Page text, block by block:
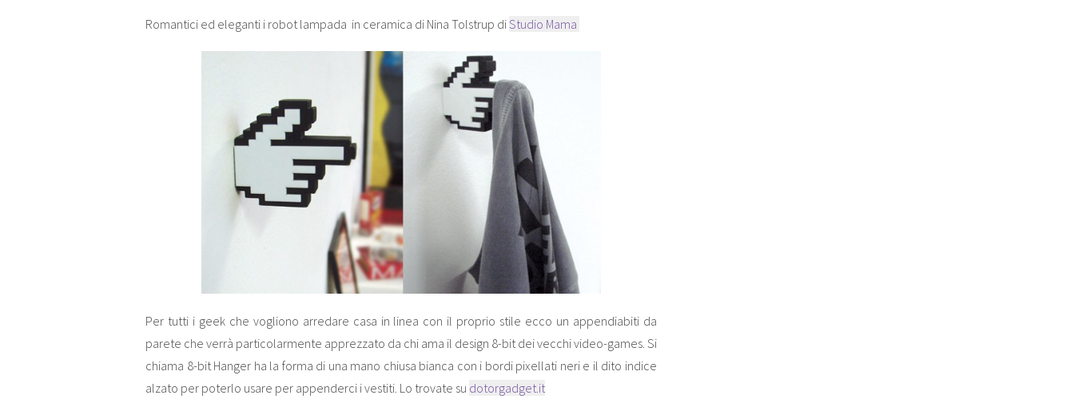
Romantici ed eleganti i robot lampada in ceramica di Nina Tolstrup diStudio Mama
Per tutti i geek che vogliono arredare casa in linea con il proprio stile ecco un appendiabiti da
parete che verrà particolarmente apprezzato da chi ama il design 8-bit dei vecchi video-games. Si
chiama 8-bit Hanger ha la forma di una mano chiusa bianca con i bordi pixellati neri e il dito indice
alzato per poterlo usare per appenderci i vestiti. Lo trovate su dotorgadget.it